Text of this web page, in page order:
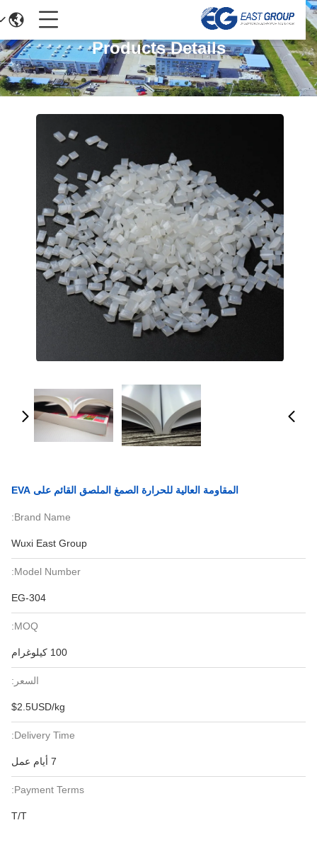
Products Details
المقاومة العالية للحرارة الصمغ الملصق القائم على EVA
Brand Name:
Wuxi East Group
Model Number:
EG-304
MOQ:
100 كيلوغرام
السعر:
$2.5USD/kg
Delivery Time:
Payment Terms:
T/T